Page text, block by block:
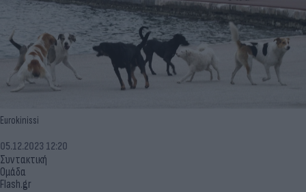
Eurokinissi
Συντακτική
Ομάδα
Flash.gr
05.12.2023 12:20